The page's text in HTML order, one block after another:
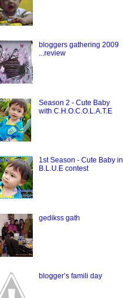
bloggers gathering 2009
...review
Season 2 - Cute Baby
with C.H.O.C.O.L.A.T.E
1st Season - Cute Baby in
B.L.U.E contest
gedikss gath
blogger’s famili day